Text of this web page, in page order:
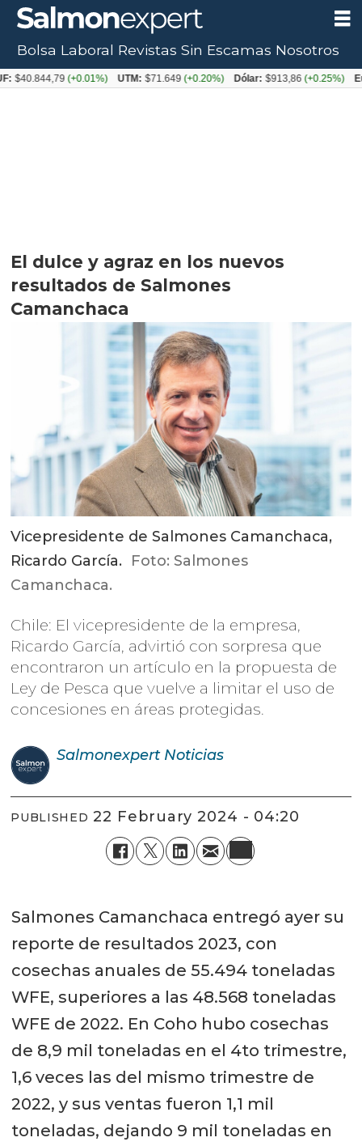
El dulce y agraz en los nuevos
resultados de Salmones
Camanchaca
Vicepresidente de Salmones Camanchaca,
Ricardo García. Foto: Salmones
Camanchaca.
Chile: El vicepresidente de la empresa,
Ricardo García, advirtió con sorpresa que
encontraron un artículo en la propuesta de
Ley de Pesca que vuelve a limitar el uso de
concesiones en áreas protegidas.
Salmonexpert Noticias
PUBLISHED 22 February 2024 - 04:20
Salmones Camanchaca entregó ayer su
reporte de resultados 2023, con
cosechas anuales de 55.494 toneladas
WFE, superiores a las 48.568 toneladas
WFE de 2022. En Coho hubo cosechas
de 8,9 mil toneladas en el 4to trimestre,
1,6 veces las del mismo trimestre de
2022, y sus ventas fueron 1,1 mil
toneladas, dejando 9 mil toneladas en
Bolsa Laboral Revistas Sin Escamas Nosotros
(+0.01%) UTM: $71.649 (+0.20%) Dólar: $913,86 (+0.25%) Euro: